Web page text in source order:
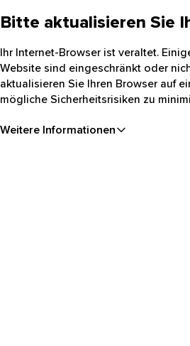
Bitte aktualisieren Sie
Ihr Internet-Browser ist veraltet.
Website sind eingeschränkt oder
aktualisieren Sie Ihren Browser auf
mögliche Sicherheitsrisiken zu
Weitere Informationen